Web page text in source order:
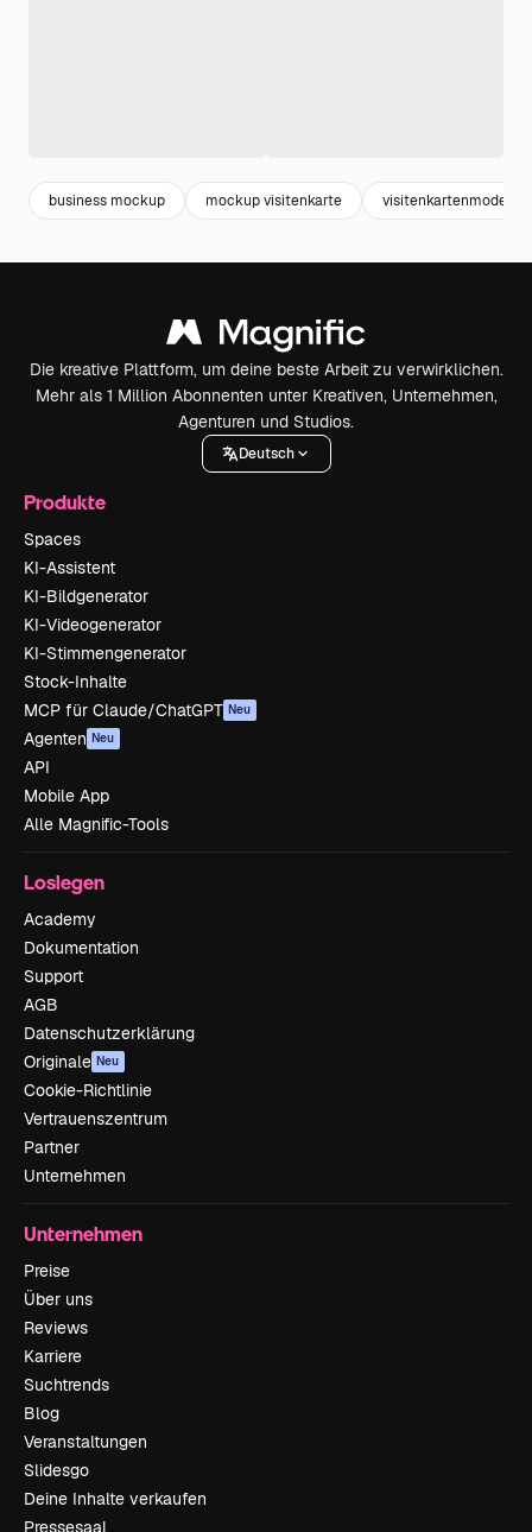
business mockup mockup visitenkarte visitenkartenmodell
Die kreative Plattform, um deine beste Arbeit zu verwirklichen.
Mehr als 1 Million Abonnenten unter Kreativen, Unternehmen,
Agenturen und Studios.
Deutsch
Produkte
Spaces
KI-Assistent
KI-Bildgenerator
KI-Videogenerator
KI-Stimmengenerator
Stock-Inhalte
MCP für Claude/ChatGPT Neu
Agenten Neu
API
Mobile App
Alle Magnific-Tools
Loslegen
Academy
Dokumentation
Support
AGB
Datenschutzerklärung
Originale Neu
Cookie-Richtlinie
Vertrauenszentrum
Partner
Unternehmen
Unternehmen
Preise
Über uns
Reviews
Karriere
Suchtrends
Blog
Veranstaltungen
Slidesgo
Deine Inhalte verkaufen
Pressesaal